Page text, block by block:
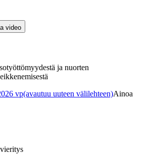
video
ja nuorten
vp(avautuu uuteen välilehteen)Ainoa